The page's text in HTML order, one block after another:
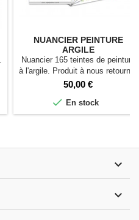
NUANCIER PEINTURE
ARGILE
Nuancier 165 teintes de peinture
à l'argile. Produit à nous retourner
- Remboursable
Prix
50,00 €
 En stock

